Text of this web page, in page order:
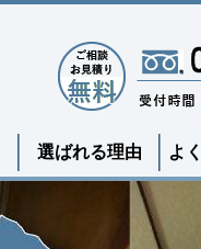
選ばれる理由 よ